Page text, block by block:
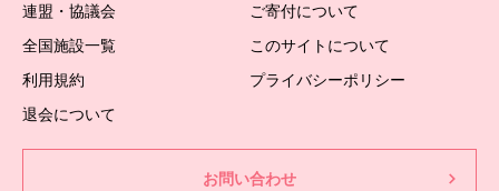
連盟・協議会
ご寄付について
全国施設一覧
このサイトについて
利用規約
プライバシーポリシー
退会について
お問い合わせ